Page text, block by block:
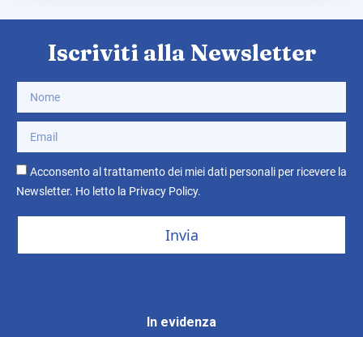
In evidenza
Iscriviti alla Newsletter
Acconsento al trattamento dei miei dati personali per ricevere la
Newsletter. Ho letto la Privacy Policy.
Invia